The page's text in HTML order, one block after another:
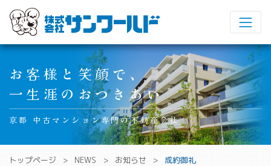
Main Navigation
お客様と笑顔で、
一生涯のおつきあい
京都 中古マンション専門の不動産会社
トップページ NEWS お知らせ 成約御礼